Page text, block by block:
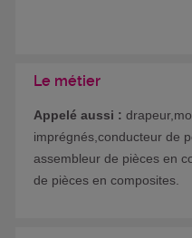
Le métier
Appelé aussi :
imprégnés,conducteur de
assembleur de pièces en
de pièces en composites.